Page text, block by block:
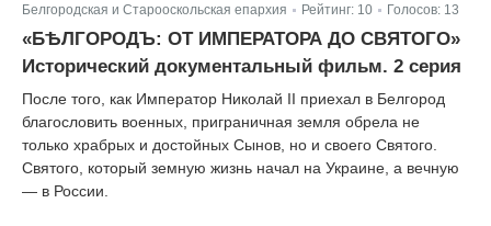
Белгородская и Старооскольская епархия | Рейтинг: 10 Голосов: 13
«БѢЛГОРОДЪ: ОТ ИМПЕРАТОРА ДО СВЯТОГО»
Исторический документальный фильм. 2 серия
После того, как Император Николай II приехал в Белгород
благословить военных, приграничная земля обрела не
только храбрых и достойных Сынов, но и своего Святого.
Святого, который земную жизнь начал на Украине, а вечную
— в России.